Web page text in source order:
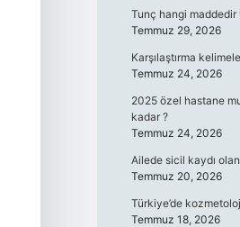
Tunç hangi maddedir
Temmuz 29, 2026
Karşılaştırma
Temmuz 24, 2026
2025 özel hastane
kadar ?
Temmuz 24, 2026
Ailede sicil kaydı
Temmuz 20, 2026
Türkiye’de
Temmuz 18, 2026